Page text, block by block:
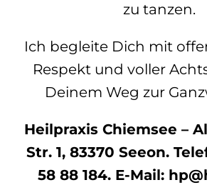
zu tanzen.
Ich begleite Dich mit
Respekt und voller
Deinem Weg zur
Heilpraxis Chiemsee –
Str. 1, 83370 Seeon.
58 88 184. E-Mail: